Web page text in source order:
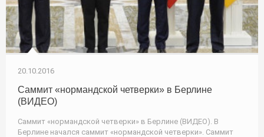
20.10.2016
Саммит «нормандской четверки» в Берлине
(ВИДЕО)
Саммит «нормандской четверки» в Берлине (ВИДЕО). В
Берлине начался саммит «нормандской четверки». Саммит